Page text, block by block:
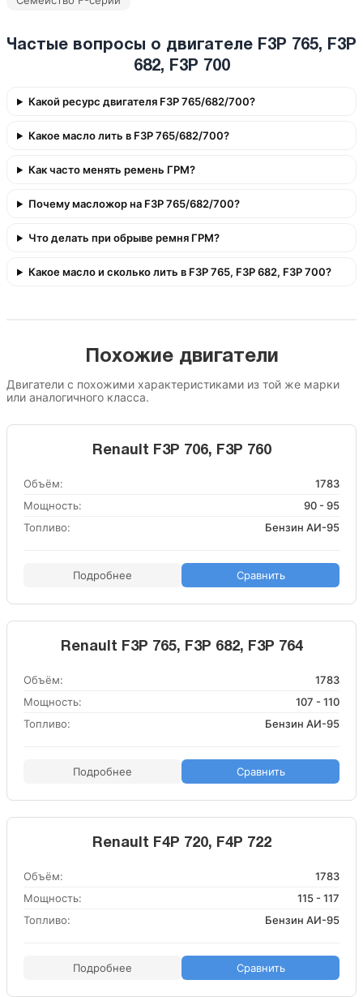
Частые вопросы о двигателе F3P 765, F3P
682, F3P 700
Какой ресурс двигателя F3P 765/682/700?
Какое масло лить в F3P 765/682/700?
Как часто менять ремень ГРМ?
Почему масложор на F3P 765/682/700?
Что делать при обрыве ремня ГРМ?
Какое масло и сколько лить в F3P 765, F3P 682, F3P 700?
Похожие двигатели
Двигатели с похожими характеристиками из той же марки
или аналогичного класса.
Renault F3P 706, F3P 760
Объём:
1783
Мощность:
90 - 95
Топливо:
Бензин АИ-95
Подробнее Сравнить
Renault F3P 765, F3P 682, F3P 764
Объём:
1783
Мощность:
107 - 110
Топливо:
Бензин АИ-95
Подробнее Сравнить
Renault F4P 720, F4P 722
Объём:
1783
Мощность:
115 - 117
Топливо:
Бензин АИ-95
Подробнее Сравнить